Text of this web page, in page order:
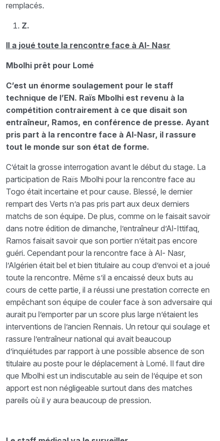
remplacés.
Z.
Il a joué toute la rencontre face à Al- Nasr
Mbolhi prêt pour Lomé
C’est un énorme soulagement pour le staff
technique de l’EN. Raïs Mbolhi est revenu à la
compétition contrairement à ce que disait son
entraîneur, Ramos, en conférence de presse. Ayant
pris part à la rencontre face à Al-Nasr, il rassure
tout le monde sur son état de forme.
C’était la grosse interrogation avant le début du stage. La
participation de Raïs Mbolhi pour la rencontre face au
Togo était incertaine et pour cause. Blessé, le dernier
rempart des Verts n’a pas pris part aux deux derniers
matchs de son équipe. De plus, comme on le faisait savoir
dans notre édition de dimanche, l’entraîneur d’Al-Ittifaq,
Ramos faisait savoir que son portier n’était pas encore
guéri. Cependant pour la rencontre face à Al- Nasr,
l’Algérien était bel et bien titulaire au coup d’envoi et a joué
toute la rencontre. Même s’il a encaissé deux buts au
cours de cette partie, il a réussi une prestation correcte en
empêchant son équipe de couler face à son adversaire qui
aurait pu l’emporter par un score plus large n’étaient les
interventions de l’ancien Rennais. Un retour qui soulage et
rassure l’entraîneur national qui avait beaucoup
d’inquiétudes par rapport à une possible absence de son
titulaire au poste pour le déplacement à Lomé. Il faut dire
que Mbolhi est un indiscutable au sein de l’équipe et son
apport est non négligeable surtout dans des matches
pareils où il y aura beaucoup de pression.